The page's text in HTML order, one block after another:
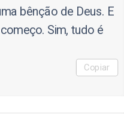
bênção de Deus. E
Sim, tudo é
Copiar